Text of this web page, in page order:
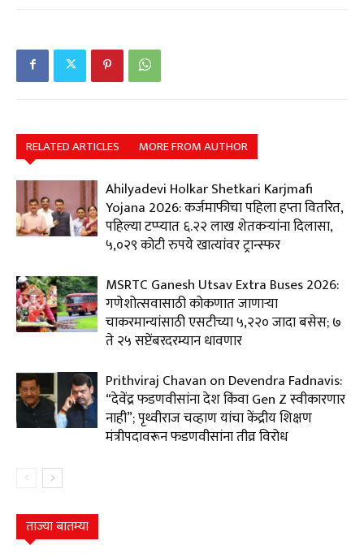
RELATED ARTICLES MORE FROM AUTHOR
Ahilyadevi Holkar Shetkari Karjmafi
Yojana 2026: कर्जमाफीचा पहिला हप्ता वितरित,
पहिल्या टप्प्यात ६.२२ लाख शेतकऱ्यांना दिलासा,
५,०२९ कोटी रुपये खात्यांवर ट्रान्स्फर
MSRTC Ganesh Utsav Extra Buses 2026:
गणेशोत्सवासाठी कोकणात जाणाऱ्या
चाकरमान्यांसाठी एसटीच्या ५,२२० जादा बसेस; ७
ते २५ सप्टेंबरदरम्यान धावणार
Prithviraj Chavan on Devendra Fadnavis:
“देवेंद्र फडणवीसांना देश किंवा Gen Z स्वीकारणार
नाही”; पृथ्वीराज चव्हाण यांचा केंद्रीय शिक्षण
मंत्रीपदावरून फडणवीसांना तीव्र विरोध
ताज्या बातम्या